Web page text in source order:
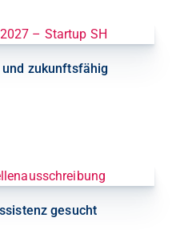
zukunftsfähig
gesucht